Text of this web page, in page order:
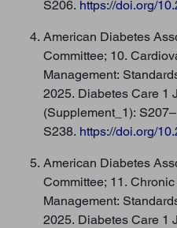
S206. https://doi.org/
American Diabetes
Committee; 10.
Management:
2025. Diabetes Care 1
(Supplement_1): S207–
S238. https://doi.org/
American Diabetes
Committee; 11.
Management:
2025. Diabetes Care 1